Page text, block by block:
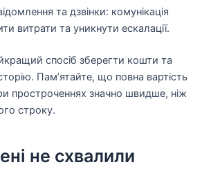
та дзвінки: комунікація
витрати та уникнути ескалації.
спосіб зберегти кошти та
Пам’ятайте, що повна вартість
простроченнях значно швидше, ніж
строку.
не схвалили